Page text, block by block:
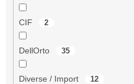
CIF 2
DellOrto 35
Diverse / Import 12